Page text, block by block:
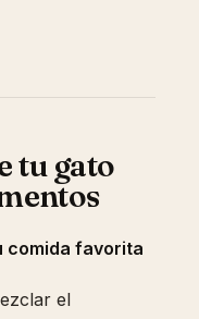
tu gato
comida favorita
el